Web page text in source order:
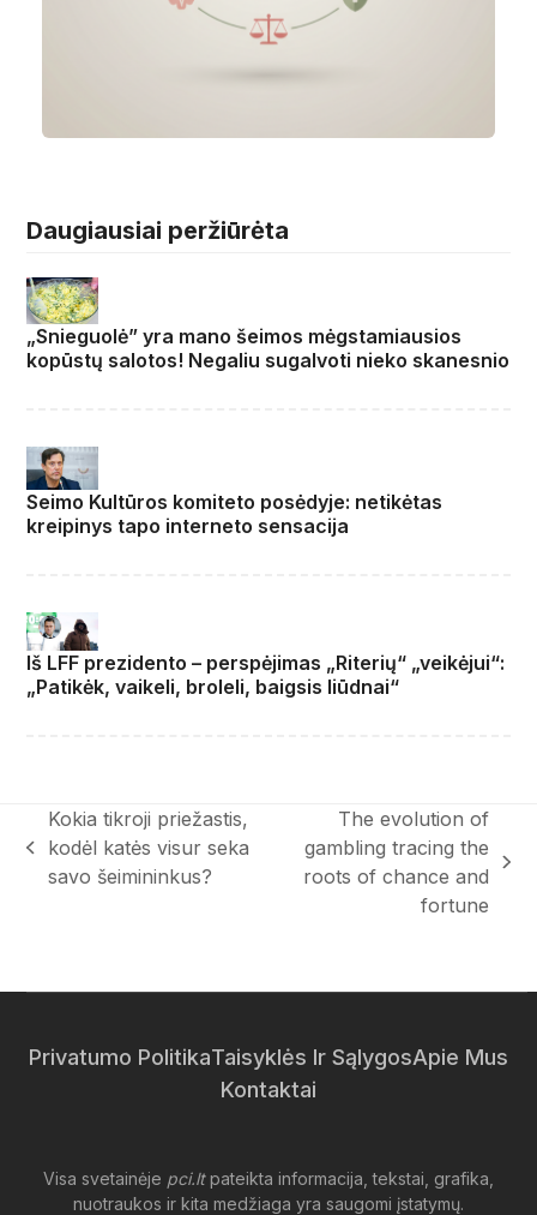
Daugiausiai peržiūrėta
„Snieguolė” yra mano šeimos mėgstamiausios
kopūstų salotos! Negaliu sugalvoti nieko skanesnio
Seimo Kultūros komiteto posėdyje: netikėtas
kreipinys tapo interneto sensacija
Iš LFF prezidento – perspėjimas „Riterių“ „veikėjui“:
„Patikėk, vaikeli, broleli, baigsis liūdnai“
previous
post:
Kokia tikroji priežastis,
kodėl katės visur seka
savo šeimininkus?
next
The evolution of
gambling tracing the
roots of chance and
fortune
Privatumo PolitikaTaisyklės Ir SąlygosApie Mus
Kontaktai
Visa svetainėje pci.ltpateikta informacija, tekstai, grafika,
nuotraukos ir kita medžiaga yra saugomi įstatymų.